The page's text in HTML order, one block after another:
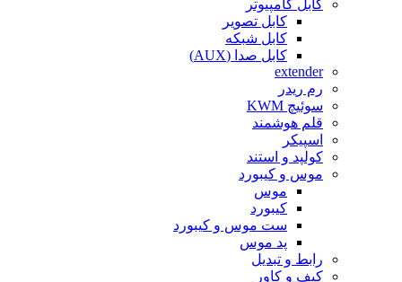
کابل کامپیوتر
کابل تصویر
کابل شبکه
کابل صدا (AUX)
extender
رم ریدر
سوئیچ KWM
قلم هوشمند
اسپیکر
کولپد و استند
موس و کیبورد
موس
کیبورد
ست موس و کیبورد
پد موس
رابط و تبدیل
کیف و کاور